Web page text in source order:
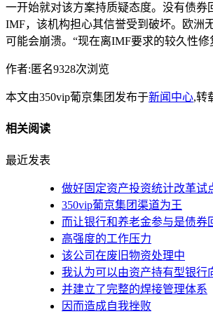
一开始就对该方案持质疑态度。没有债券
IMF，该机构担心其信誉受到破坏。欧洲
可能会崩溃。“现在离IMF要求的较久性
作者:匿名9328次浏览
本文由350vip葡京集团发布于新闻中心,转
相关阅读
最近发表
做好固定资产投资统计改革试
350vip葡京集团渠道为王
而让银行和养老金参与是债券
高强度的工作压力
该公司在废旧物资处理中
我认为可以由资产持有型银行
并建立了完整的焊接管理体系
因而造成自我挫败